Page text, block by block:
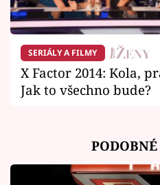
SERIÁLY A FILMY
X Factor 2014: Kola,
Jak to všechno bude?